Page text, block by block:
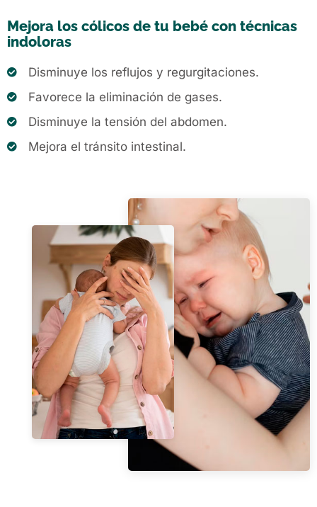
Mejora los cólicos de tu bebé con técnicas
indoloras
Disminuye los reflujos y regurgitaciones.
Favorece la eliminación de gases.
Disminuye la tensión del abdomen.
Mejora el tránsito intestinal.